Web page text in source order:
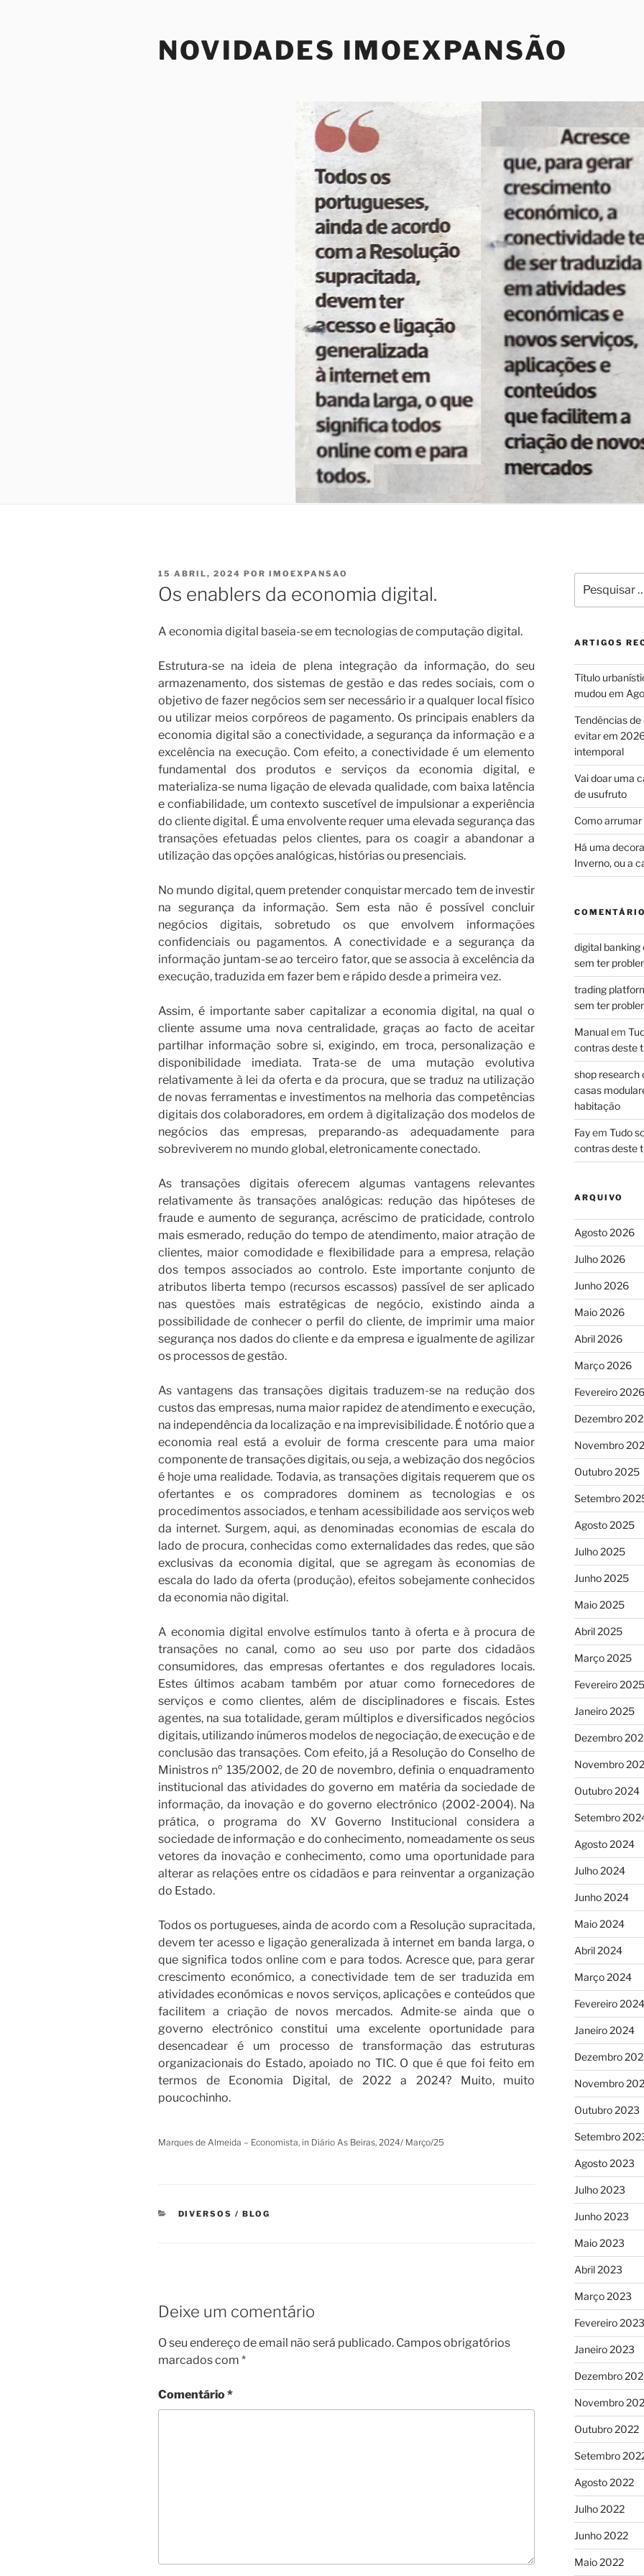
NOVIDADES IMOEXPANSÃO
PUBLICADO
EM
15 ABRIL, 2024 POR IMOEXPANSAO
Os enablers da economia digital.
A economia digital baseia-se em tecnologias de computação digital.
Estrutura-se na ideia de plena integração da informação, do seu
armazenamento, dos sistemas de gestão e das redes sociais, com o
objetivo de fazer negócios sem ser necessário ir a qualquer local físico
ou utilizar meios corpóreos de pagamento. Os principais enablers da
economia digital são a conectividade, a segurança da informação e a
excelência na execução. Com efeito, a conectividade é um elemento
fundamental dos produtos e serviços da economia digital, e
materializa-se numa ligação de elevada qualidade, com baixa latência
e confiabilidade, um contexto suscetível de impulsionar a experiência
do cliente digital. É uma envolvente requer uma elevada segurança das
transações efetuadas pelos clientes, para os coagir a abandonar a
utilização das opções analógicas, histórias ou presenciais.
No mundo digital, quem pretender conquistar mercado tem de investir
na segurança da informação. Sem esta não é possível concluir
negócios digitais, sobretudo os que envolvem informações
confidenciais ou pagamentos. A conectividade e a segurança da
informação juntam-se ao terceiro fator, que se associa à excelência da
execução, traduzida em fazer bem e rápido desde a primeira vez.
Assim, é importante saber capitalizar a economia digital, na qual o
cliente assume uma nova centralidade, graças ao facto de aceitar
partilhar informação sobre si, exigindo, em troca, personalização e
disponibilidade imediata. Trata-se de uma mutação evolutiva
relativamente à lei da oferta e da procura, que se traduz na utilização
de novas ferramentas e investimentos na melhoria das competências
digitais dos colaboradores, em ordem à digitalização dos modelos de
negócios das empresas, preparando-as adequadamente para
sobreviverem no mundo global, eletronicamente conectado.
As transações digitais oferecem algumas vantagens relevantes
relativamente às transações analógicas: redução das hipóteses de
fraude e aumento de segurança, acréscimo de praticidade, controlo
mais esmerado, redução do tempo de atendimento, maior atração de
clientes, maior comodidade e flexibilidade para a empresa, relação
dos tempos associados ao controlo. Este importante conjunto de
atributos liberta tempo (recursos escassos) passível de ser aplicado
nas questões mais estratégicas de negócio, existindo ainda a
possibilidade de conhecer o perfil do cliente, de imprimir uma maior
segurança nos dados do cliente e da empresa e igualmente de agilizar
os processos de gestão.
As vantagens das transações digitais traduzem-se na redução dos
custos das empresas, numa maior rapidez de atendimento e execução,
na independência da localização e na imprevisibilidade. É notório que a
economia real está a evoluir de forma crescente para uma maior
componente de transações digitais, ou seja, a webização dos negócios
é hoje uma realidade. Todavia, as transações digitais requerem que os
ofertantes e os compradores dominem as tecnologias e os
procedimentos associados, e tenham acessibilidade aos serviços web
da internet. Surgem, aqui, as denominadas economias de escala do
lado de procura, conhecidas como externalidades das redes, que são
exclusivas da economia digital, que se agregam às economias de
escala do lado da oferta (produção), efeitos sobejamente conhecidos
da economia não digital.
A economia digital envolve estímulos tanto à oferta e à procura de
transações no canal, como ao seu uso por parte dos cidadãos
consumidores, das empresas ofertantes e dos reguladores locais.
Estes últimos acabam também por atuar como fornecedores de
serviços e como clientes, além de disciplinadores e fiscais. Estes
agentes, na sua totalidade, geram múltiplos e diversificados negócios
digitais, utilizando inúmeros modelos de negociação, de execução e de
conclusão das transações. Com efeito, já a Resolução do Conselho de
Ministros nº 135/2002, de 20 de novembro, definia o enquadramento
institucional das atividades do governo em matéria da sociedade de
informação, da inovação e do governo electrónico (2002-2004). Na
prática, o programa do XV Governo Institucional considera a
sociedade de informação e do conhecimento, nomeadamente os seus
vetores da inovação e conhecimento, como uma oportunidade para
alterar as relações entre os cidadãos e para reinventar a organização
do Estado.
Todos os portugueses, ainda de acordo com a Resolução supracitada,
devem ter acesso e ligação generalizada à internet em banda larga, o
que significa todos online com e para todos. Acresce que, para gerar
crescimento económico, a conectividade tem de ser traduzida em
atividades económicas e novos serviços, aplicações e conteúdos que
facilitem a criação de novos mercados. Admite-se ainda que o
governo electrónico constitui uma excelente oportunidade para
desencadear é um processo de transformação das estruturas
organizacionais do Estado, apoiado no TIC. O que é que foi feito em
termos de Economia Digital, de 2022 a 2024? Muito, muito
poucochinho.
Marques de Almeida – Economista, in Diário As Beiras, 2024/ Março/25
CATEGORIAS
DIVERSOS / BLOG
Deixe um comentário
O seu endereço de email não será publicado. Campos obrigatórios
marcados com *
Comentário*
por:
ARTIGOS
Título
mudou em
Tendências
evitar em
intemporal
Vai doar uma
de usufruto
Como
Há uma
Inverno, ou a
digital banking
sem ter
trading
sem ter
Manualem
contras deste
shop research
casas
habitação
Fayem Tudo
contras deste
ARQUIVO
Agosto 2026
Julho 2026
Junho 2026
Maio 2026
Abril 2026
Março 2026
Fevereiro 2026
Dezembro
Novembro
Outubro 2025
Setembro
Agosto 2025
Julho 2025
Junho 2025
Maio 2025
Abril 2025
Março 2025
Fevereiro 2025
Janeiro 2025
Dezembro
Novembro
Outubro 2024
Setembro
Agosto 2024
Julho 2024
Junho 2024
Maio 2024
Abril 2024
Março 2024
Fevereiro 2024
Janeiro 2024
Dezembro
Novembro
Outubro 2023
Setembro
Agosto 2023
Julho 2023
Junho 2023
Maio 2023
Abril 2023
Março 2023
Fevereiro 2023
Janeiro 2023
Dezembro
Novembro
Outubro 2022
Setembro
Agosto 2022
Julho 2022
Junho 2022
Maio 2022